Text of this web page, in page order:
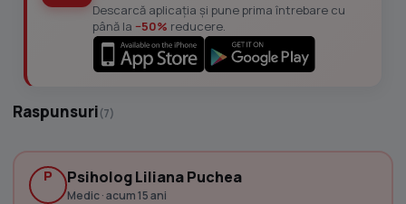
Descarcă aplicația și pune prima întrebare cu
până la −50% reducere.
Raspunsuri(7)
P Psiholog Liliana Puchea
Medic · acum 15 ani